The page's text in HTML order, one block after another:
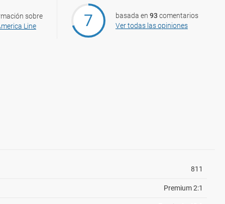
sobre
Line
7 basada en 93 comentarios
Ver todas las opiniones
811
Premium 2:1